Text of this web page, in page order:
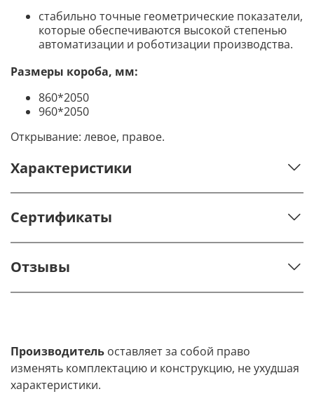
стабильно точные геометрические показатели,
которые обеспечиваются высокой степенью
автоматизации и роботизации производства.
Размеры короба, мм:
860*2050
960*2050
Открывание: левое, правое.
Характеристики
Сертификаты
Отзывы
Производитель оставляет за собой право
изменять комплектацию и конструкцию, не ухудшая
характеристики.